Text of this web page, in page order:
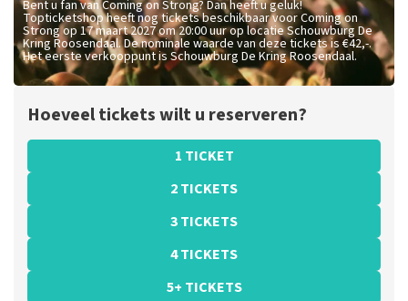
Bent u fan van Coming on Strong? Dan heeft u geluk!
Topticketshop heeft nog tickets beschikbaar voor Coming on
Strong op 17 maart 2027 om 20:00 uur op locatie Schouwburg De
Kring Roosendaal. De nominale waarde van deze tickets is €42,-.
Het eerste verkooppunt is Schouwburg De Kring Roosendaal.
Hoeveel tickets wilt u reserveren?
1 TICKET
2 TICKETS
3 TICKETS
4 TICKETS
5+ TICKETS